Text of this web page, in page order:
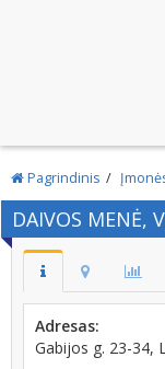
Pagrindinis
DAIVOS MENĖ,
Adresas:
Gabijos g. 23-34,